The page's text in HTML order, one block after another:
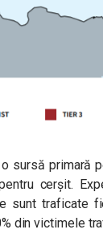
sursă primară
cerșit.
sunt traficate
din victimele